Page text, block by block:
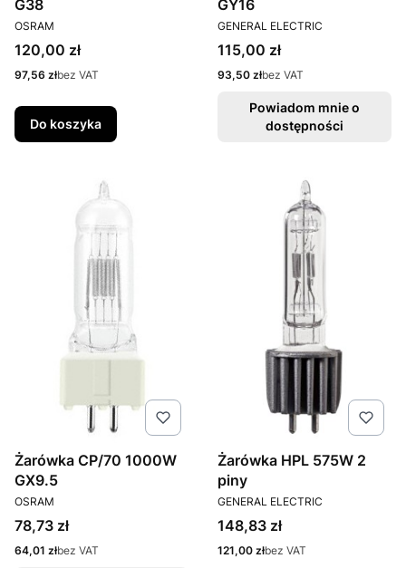
G38
PRODUCENT
OSRAM
Cena
120,00 zł
Cena
97,56 złbez VAT
Do koszyka
GY16
PRODUCENT
GENERAL ELECTRIC
Cena
115,00 zł
Cena
93,50 złbez VAT
Powiadom mnie o
dostępności
Żarówka CP/70 1000W
GX9.5
PRODUCENT
OSRAM
Cena
78,73 zł
Cena
64,01 złbez VAT
Żarówka HPL 575W 2
piny
PRODUCENT
GENERAL ELECTRIC
Cena
148,83 zł
Cena
121,00 złbez VAT